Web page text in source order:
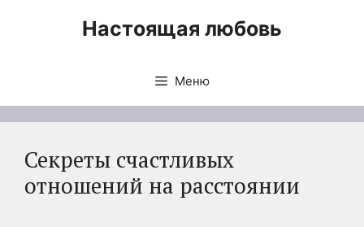
Настоящая любовь
Меню
Секреты счастливых
отношений на расстоянии